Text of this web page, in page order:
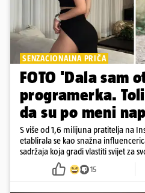
SENZACIONALNA PRIČA
FOTO 'Dala sam
programerka.
da su po meni
S više od 1,6 milijuna pratitelja na
etablirala se kao snažna
sadržaja koja gradi vlastiti svijet za
pokazuje da online slava dolazi i s
15